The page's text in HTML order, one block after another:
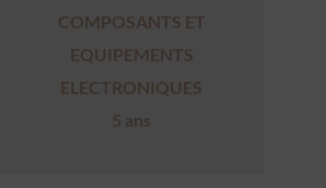
COMPOSANTS ET
EQUIPEMENTS
ELECTRONIQUES
5 ans